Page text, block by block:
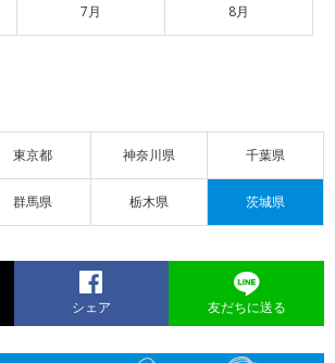
7月 8月
東京都 神奈川県 千葉県
群馬県 栃木県 茨城県
シェア 友だちに送る